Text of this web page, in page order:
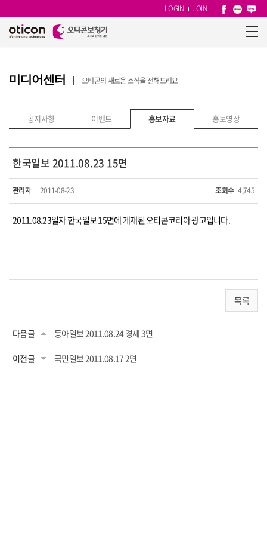
LOGIN JOIN
미디어센터 오티콘의 새로운 소식을 전해드려요
공지사항 이벤트 홍보자료 홍보영상
한국일보 2011.08.23 15면
관리자 2011-08-23 조회수 4,745
2011.08.23일자 한국일보 15면에 게재된 오티콘코리아 광고입니다.
목록
다음글 동아일보 2011.08.24 경제 3면
이전글 국민일보 2011.08.17 2면